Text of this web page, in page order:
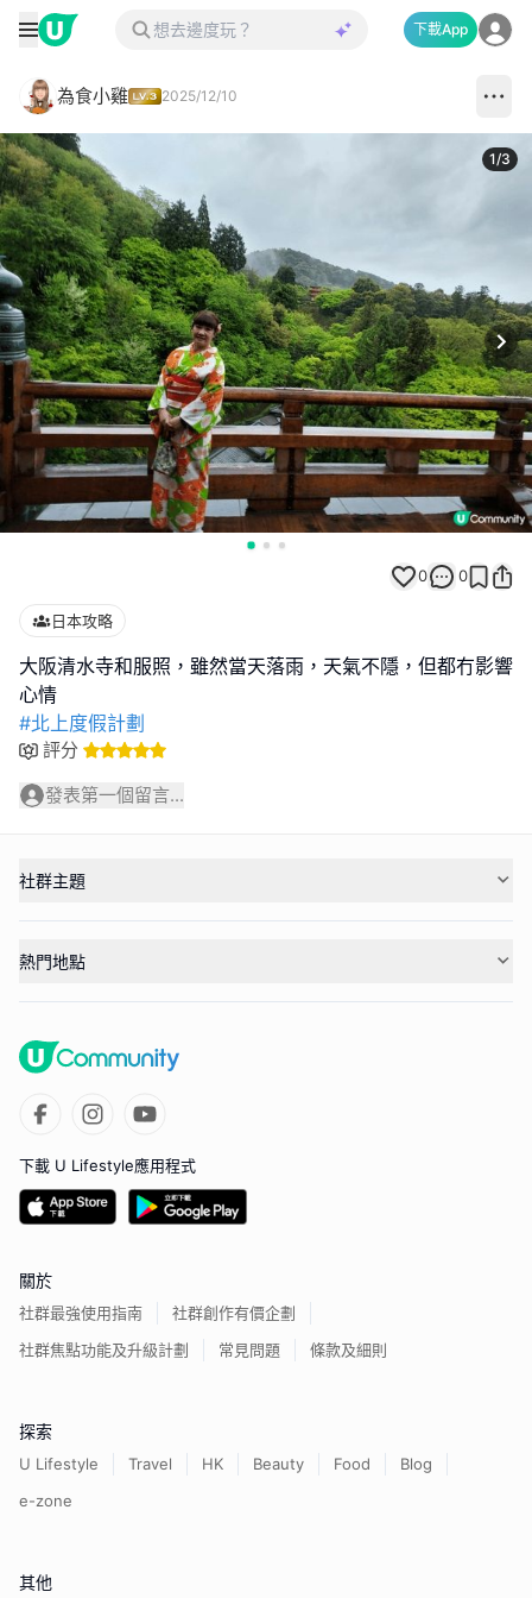
下載App
為食小雞 2025/12/10
1/3
0 0
日本攻略
大阪清水寺和服照，雖然當天落雨，天氣不隱，但都冇影響
#北上度假計劃
評分
發表第一個留言...
社群主題
熱門地點
下載 U Lifestyle應用程式
關於
社群最強使用指南
社群創作有價企劃
社群焦點功能及升級計劃
常見問題 條款及細則
探索
U Lifestyle Travel HK Beauty Food
Blog
e-zone
其他